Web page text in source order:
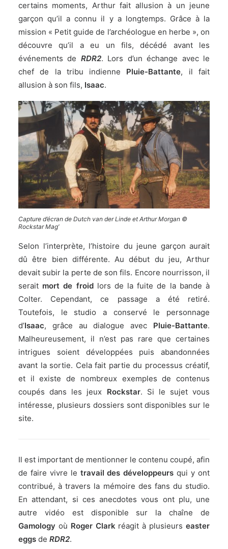
certains moments, Arthur fait allusion à un jeune
garçon qu’il a connu il y a longtemps. Grâce à la
mission « Petit guide de l’archéologue en herbe », on
découvre qu’il a eu un fils, décédé avant les
événements de RDR2. Lors d’un échange avec le
chef de la tribu indienne Pluie-Battante, il fait
allusion à son fils, Isaac.
Capture d’écran de Dutch van der Linde et Arthur Morgan ©
Rockstar Mag’
Selon l’interprète, l’histoire du jeune garçon aurait
dû être bien différente. Au début du jeu, Arthur
devait subir la perte de son fils. Encore nourrisson, il
serait mort de froidlors de la fuite de la bande à
Colter. Cependant, ce passage a été retiré.
Toutefois, le studio a conservé le personnage
d’Isaac, grâce au dialogue avec Pluie-Battante.
Malheureusement, il n’est pas rare que certaines
intrigues soient développées puis abandonnées
avant la sortie. Cela fait partie du processus créatif,
et il existe de nombreux exemples de contenus
coupés dans les jeux Rockstar. Si le sujet vous
intéresse, plusieurs dossiers sontdisponibles sur le
site.
Il est important de mentionner le contenu coupé, afin
de faire vivre le travail des développeurs qui y ont
contribué, à travers la mémoire des fans du studio.
En attendant, si ces anecdotes vous ont plu, une
autre vidéo est disponible sur la chaîne de
Gamology où Roger Clarkréagit à plusieurseaster
eggs de RDR2.